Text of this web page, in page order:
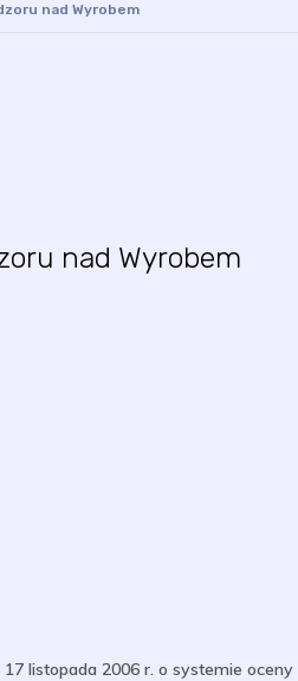
nad Wyrobem
nad Wyrobem
listopada 2006 r. o systemie oceny